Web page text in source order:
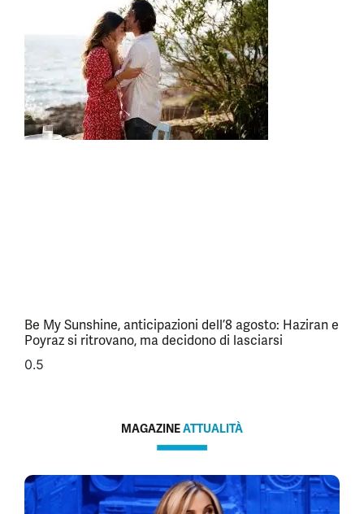
Be My Sunshine, anticipazioni dell’8 agosto: Haziran e
Poyraz si ritrovano, ma decidono di lasciarsi
MAGAZINEATTUALITÀ